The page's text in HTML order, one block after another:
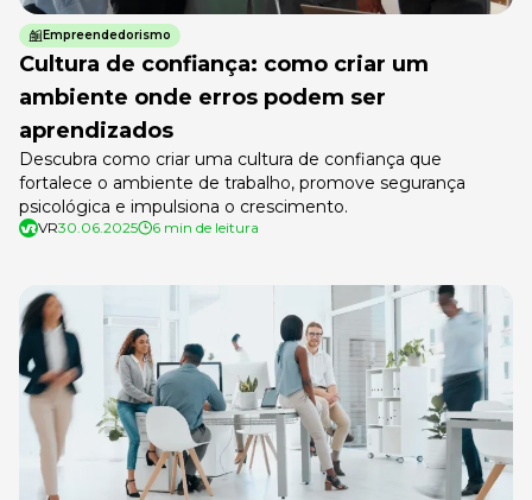
Empreendedorismo
Cultura de confiança: como criar um
ambiente onde erros podem ser
aprendizados
Descubra como criar uma cultura de confiança que
fortalece o ambiente de trabalho, promove segurança
psicológica e impulsiona o crescimento.
VR30.06.2025 6 min de leitura